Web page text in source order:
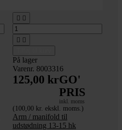
 
 
På lager
Varenr. 8003316
125,00 krGO'
PRIS
inkl. moms
(100,00 kr. ekskl. moms.)
Arm / manifold til
udstødning 13-15 hk